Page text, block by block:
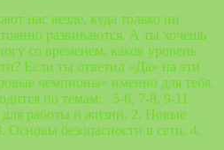
нас везде, куда только ни
развиваются. А ты хочешь
со временем, каков уровень
Если ты ответил «Да» на эти
чемпионы» именно для тебя.
по темам: 5-6, 7-8, 9-11
для работы и жизни. 2. Новые
Основы безопасности в сети. 4.